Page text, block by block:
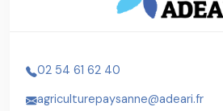
02 54 61 62 40
agriculturepaysanne@adeari.fr